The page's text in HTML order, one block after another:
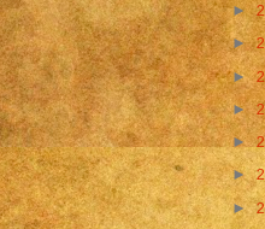
►
►
►
►
►
►
►